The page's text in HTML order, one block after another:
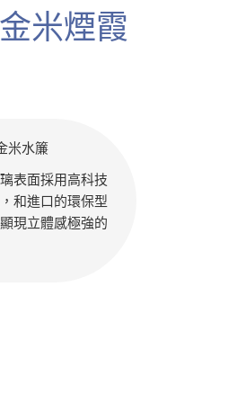
米煙霞
米水簾
表面採用高科技
和進口的環保型
現立體感極強的